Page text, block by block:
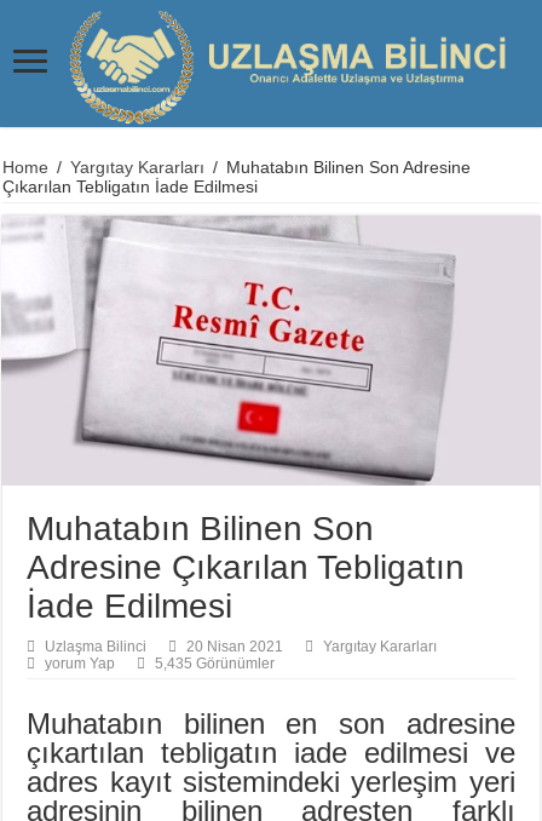
Home / Yargıtay Kararları / Muhatabın Bilinen Son Adresine
Çıkarılan Tebligatın İade Edilmesi
Muhatabın Bilinen Son
Adresine Çıkarılan Tebligatın
İade Edilmesi
Uzlaşma Bilinci 20 Nisan 2021
Yargıtay Kararları
yorum Yap
5,435 Görünümler
Muhatabın bilinen en son adresine
çıkartılan tebligatın iade edilmesi ve
adres kayıt sistemindeki yerleşim yeri
adresinin bilinen adresten farklı